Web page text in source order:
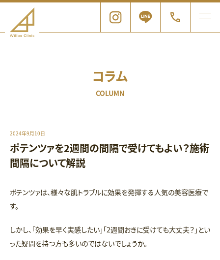
コラム
COLUMN
2024年9月10日
ポテンツァを2週間の間隔で受けてもよい？施術
間隔について解説
ポテンツァは、様々な肌トラブルに効果を発揮する人気の美容医療で
す。
しかし、「効果を早く実感したい」「2週間おきに受けても大丈夫？」とい
った疑問を持つ方も多いのではないでしょうか。